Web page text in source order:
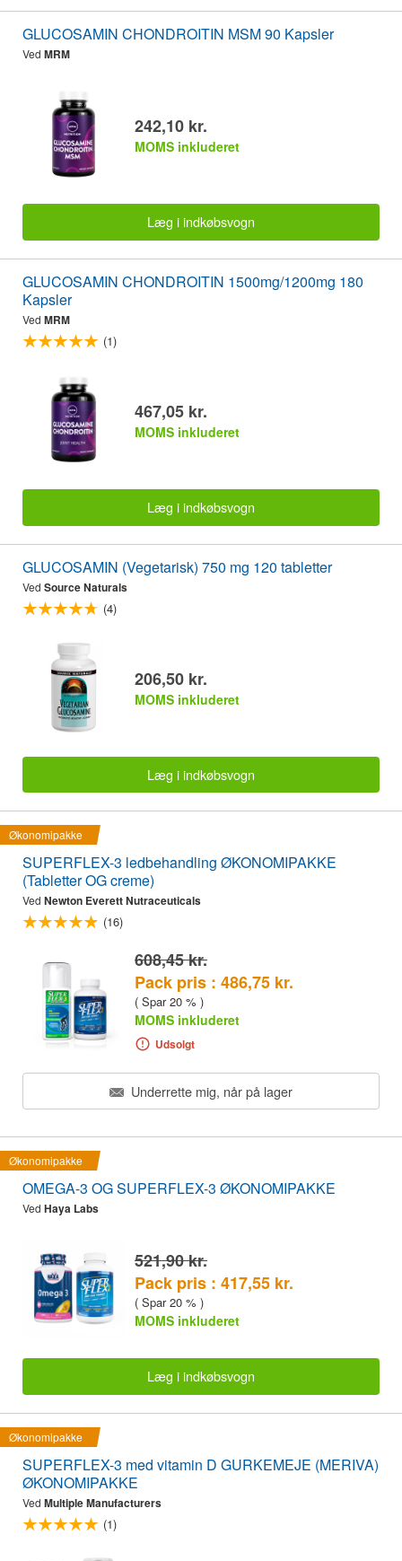
GLUCOSAMIN CHONDROITIN MSM 90 Kapsler
Ved MRM
242,10 kr.
MOMS inkluderet
Læg i indkøbsvogn
GLUCOSAMIN CHONDROITIN 1500mg/1200mg 180
Kapsler
Ved MRM
(1)
467,05 kr.
MOMS inkluderet
Læg i indkøbsvogn
GLUCOSAMIN (Vegetarisk) 750 mg 120 tabletter
Ved Source Naturals
(4)
206,50 kr.
MOMS inkluderet
Læg i indkøbsvogn
Økonomipakke
SUPERFLEX-3 ledbehandling ØKONOMIPAKKE
(Tabletter OG creme)
Ved Newton Everett Nutraceuticals
(16)
608,45 kr.
Pack pris : 486,75 kr.
( Spar 20 % )
MOMS inkluderet
Udsolgt
Underrette mig, når på lager
Økonomipakke
OMEGA-3 OG SUPERFLEX-3 ØKONOMIPAKKE
Ved Haya Labs
521,90 kr.
Pack pris : 417,55 kr.
( Spar 20 % )
MOMS inkluderet
Læg i indkøbsvogn
Økonomipakke
SUPERFLEX-3 med vitamin D GURKEMEJE (MERIVA)
ØKONOMIPAKKE
Ved Multiple Manufacturers
(1)